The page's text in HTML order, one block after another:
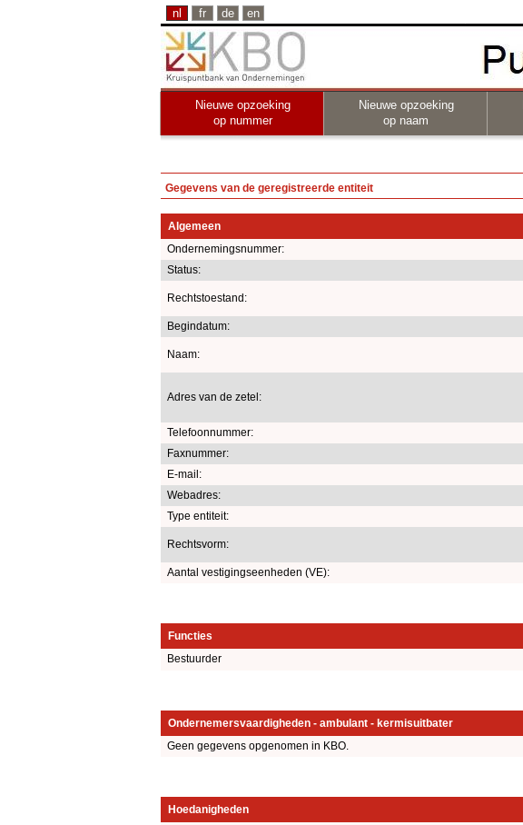
nl fr de en
Nieuwe opzoeking
op nummer
Nieuwe opzoeking
op naam
Gegevens van de geregistreerde entiteit
Algemeen
Ondernemingsnummer:
Status:
Rechtstoestand:
Begindatum:
Naam:
Adres van de zetel:
Telefoonnummer:
Faxnummer:
E-mail:
Webadres:
Type entiteit:
Rechtsvorm:
Aantal vestigingseenheden (VE):
Functies
Bestuurder
Ondernemersvaardigheden - ambulant - kermisuitbater
Geen gegevens opgenomen in KBO.
Hoedanigheden